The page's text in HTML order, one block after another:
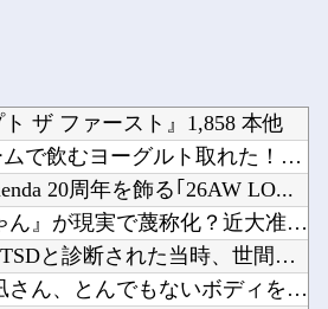
ザ ファースト』1,858 本他
X民「クレーンゲームで飲むヨーグルト取れた！ちゃんと冷蔵庫で...
20周年を飾る｢26AW LO...
【物議】『みいちゃん』が現実で蔑称化？近大准教授「文化芸術は...
渡邊渚さん「私がPTSDと診断された当時、世間はまだPTSD...
『瑠璃の宝石』の凪さん、とんでもないボディを披露してしまう他